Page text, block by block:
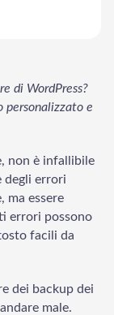
di WordPress?
personalizzato e
non è infallibile
degli errori
ma essere
errori possono
facili da
dei backup dei
male.
Peter